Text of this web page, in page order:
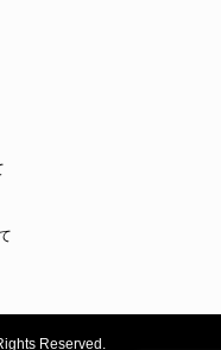
Reserved.